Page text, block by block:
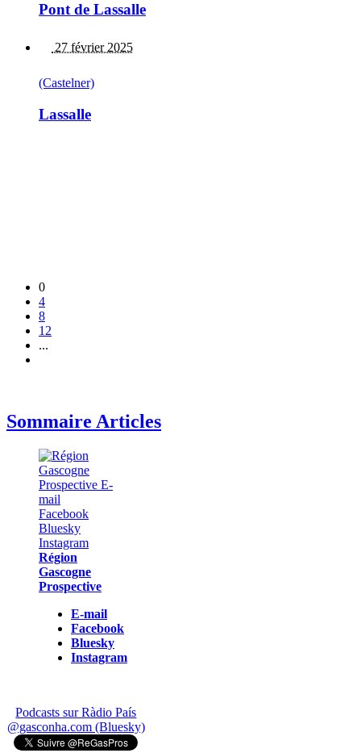
Pont de Lassalle
27 février 2025
(Castelner)
Lassalle
0
4
8
12
...
Sommaire Articles
Région
Gascogne
Prospective
E-mail
Facebook
Bluesky
Instagram
Podcasts sur Ràdio País
@gasconha.com (Bluesky)